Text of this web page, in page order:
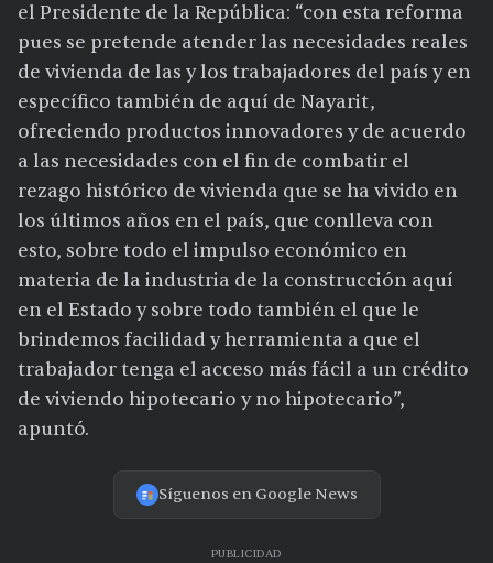
el Presidente de la República: “con esta reforma
pues se pretende atender las necesidades reales
de vivienda de las y los trabajadores del país y en
específico también de aquí de Nayarit,
ofreciendo productos innovadores y de acuerdo
a las necesidades con el fin de combatir el
rezago histórico de vivienda que se ha vivido en
los últimos años en el país, que conlleva con
esto, sobre todo el impulso económico en
materia de la industria de la construcción aquí
en el Estado y sobre todo también el que le
brindemos facilidad y herramienta a que el
trabajador tenga el acceso más fácil a un crédito
de viviendo hipotecario y no hipotecario”,
apuntó.
Síguenos en Google News
PUBLICIDAD